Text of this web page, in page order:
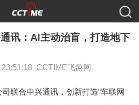
讯：AI主动治盲，打造地下
23:51:18 CCTIME飞象网
联合中兴通讯，创新打造“车联网